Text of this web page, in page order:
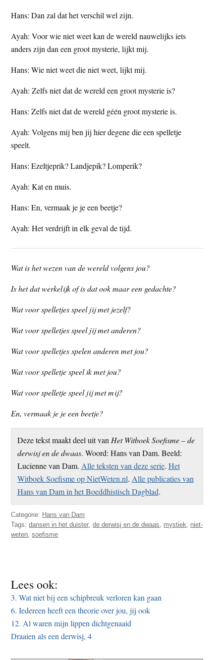
Hans: Dan zal dat het verschil wel zijn.
Ayah: Voor wie niet weet kan de wereld nauwelijks iets
anders zijn dan een groot mysterie, lijkt mij.
Hans: Wie niet weet die niet weet, lijkt mij.
Ayah: Zelfs niet dat de wereld een groot mysterie is?
Hans: Zelfs niet dat de wereld géén groot mysterie is.
Ayah: Volgens mij ben jij hier degene die een spelletje
speelt.
Hans: Ezeltjeprik? Landjepik? Lomperik?
Ayah: Kat en muis.
Hans: En, vermaak je je een beetje?
Ayah: Het verdrijft in elk geval de tijd.
Wat is het wezen van de wereld volgens jou?
Is het dat werkelijk of is dat ook maar een gedachte?
Wat voor spelletjes speel jij met jezelf?
Wat voor spelletjes speel jij met anderen?
Wat voor spelletjes spelen anderen met jou?
Wat voor spelletje speel ik met jou?
Wat voor spelletje speel jij met mij?
En, vermaak je je een beetje?
Deze tekst maakt deel uit vanHet Witboek Soefisme – de
derwisj en de dwaas. Woord: Hans van Dam. Beeld:
Lucienne van Dam. Alle teksten van deze serie. Het
Witboek Soefisme op NietWeten.nl. Alle publicaties van
Hans van Dam in het Boeddhistisch Dagblad.
Categorie: Hans van Dam
Tags:dansen in het duister ,de derwisj en de dwaas mystiek
niet-
weten ,soefisme
Lees ook:
3. Wat niet bij een schipbreuk verloren kan gaan
6. Iedereen heeft een theorie over jou, jij ook
12. Al waren mijn lippen dichtgenaaid
Draaien als een derwisj, 4